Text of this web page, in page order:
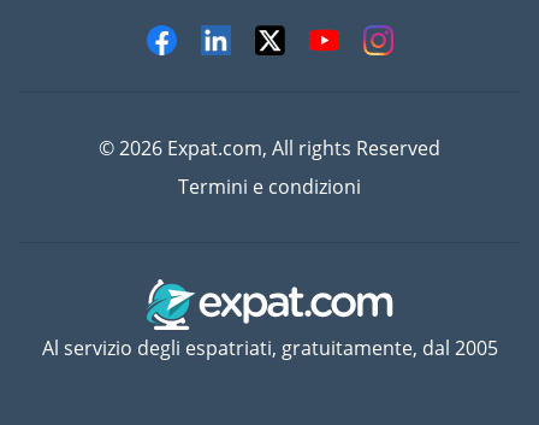
© 2026 Expat.com, All rights Reserved
Termini e condizioni
Al servizio degli espatriati, gratuitamente, dal 2005